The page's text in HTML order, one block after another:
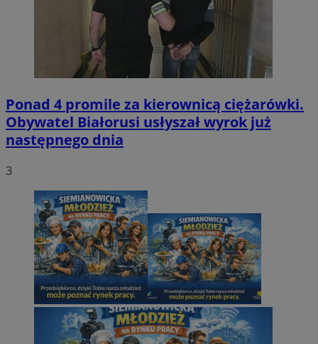
Ponad 4 promile za kierownicą ciężarówki.
Obywatel Białorusi usłyszał wyrok już
następnego dnia
3